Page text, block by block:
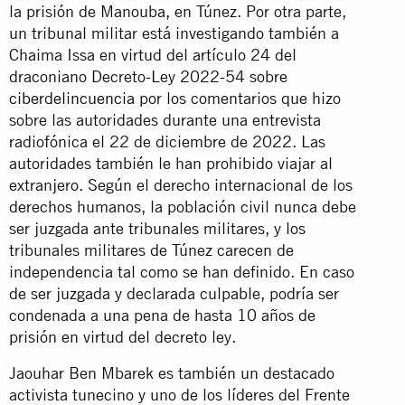
la prisión de Manouba, en Túnez. Por otra parte,
un tribunal militar está investigando también a
Chaima Issa en virtud del artículo 24 del
draconiano Decreto-Ley 2022-54 sobre
ciberdelincuencia por los comentarios que hizo
sobre las autoridades durante una entrevista
radiofónica el 22 de diciembre de 2022. Las
autoridades también le han prohibido viajar al
extranjero. Según el derecho internacional de los
derechos humanos, la población civil nunca debe
ser juzgada ante tribunales militares, y los
tribunales militares de Túnez carecen de
independencia tal como se han definido. En caso
de ser juzgada y declarada culpable, podría ser
condenada a una pena de hasta 10 años de
prisión en virtud del decreto ley.
Jaouhar Ben Mbarek es también un destacado
activista tunecino y uno de los líderes del Frente